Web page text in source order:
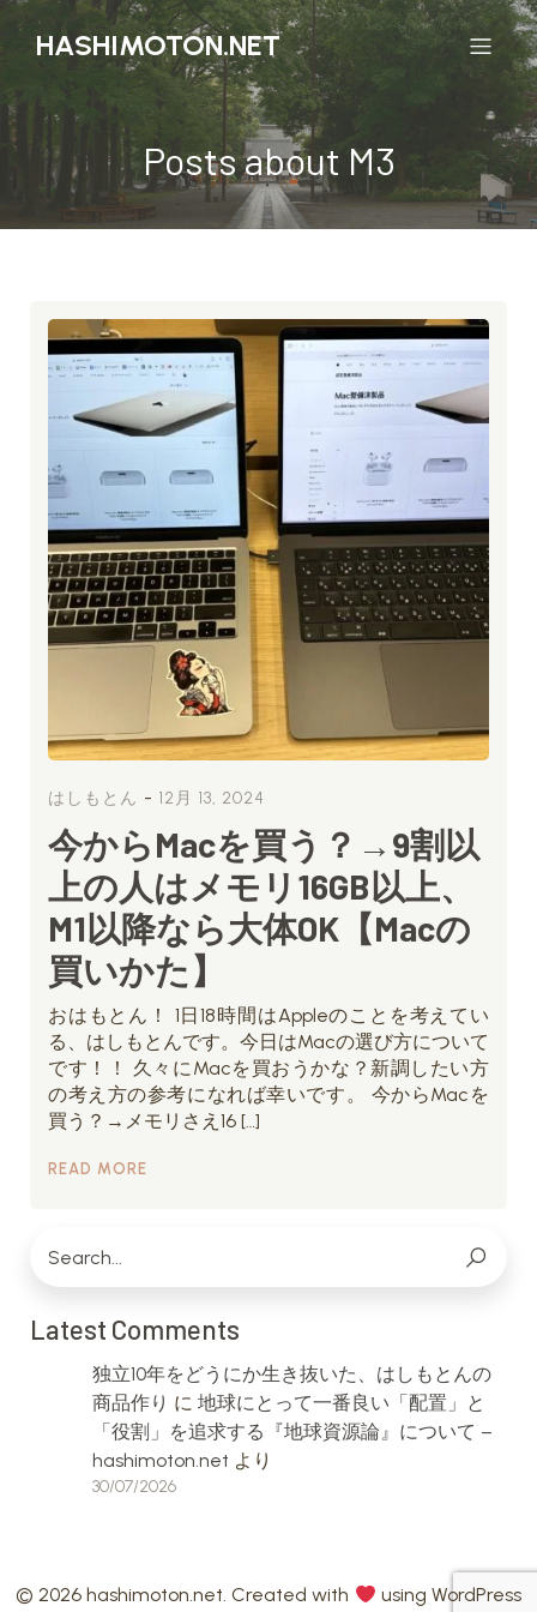
HASHIMOTON.NET
Posts about M3
はしもとん - 12月 13, 2024
今からMacを買う？→9割以
上の人はメモリ16GB以上、
M1以降なら大体OK【Macの
買いかた】
おはもとん！ 1日18時間はAppleのことを考えてい
る、はしもとんです。今日はMacの選び方について
です！！ 久々にMacを買おうかな？新調したい方
の考え方の参考になれば幸いです。 今からMacを
買う？→メモリさえ16 […]
READ MORE
Latest Comments
独立10年をどうにか生き抜いた、はしもとんの
商品作り に 地球にとって一番良い「配置」と
「役割」を追求する『地球資源論』について –
hashimoton.net より
30/07/2026
© 2026 hashimoton.net. Created with
using WordPress